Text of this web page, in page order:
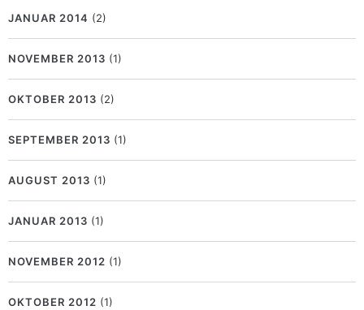
JANUAR 2014 (2)
NOVEMBER 2013 (1)
OKTOBER 2013 (2)
SEPTEMBER 2013 (1)
AUGUST 2013 (1)
JANUAR 2013 (1)
NOVEMBER 2012 (1)
OKTOBER 2012 (1)